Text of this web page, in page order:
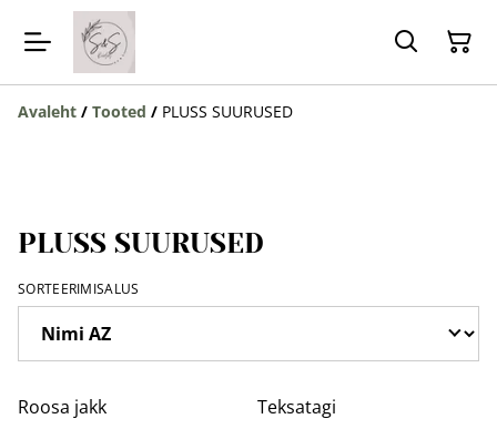
Avaleht / Tooted / PLUSS SUURUSED
PLUSS SUURUSED
SORTEERIMISALUS
%
Roosa jakk
%
Teksatagi